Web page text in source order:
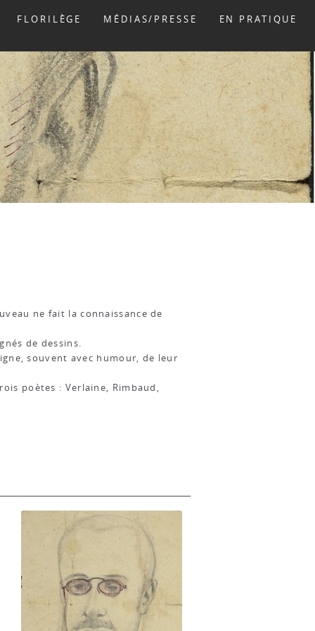
FLORILÈGE MÉDIAS/PRESSE EN PRATIQUE
ne fait la connaissance de
de dessins.
souvent avec humour, de leur
poètes : Verlaine, Rimbaud,